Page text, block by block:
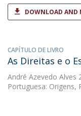
DOWNLOAD AND
CAPÍTULO DE LIVRO
As Direitas e o
André Azevedo Alves
Portuguesa: Origens,